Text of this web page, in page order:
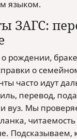
языком.
ЗАГС:
рождении,
о
часто идут
перевод,
вуз. Мы
Подсказываем,